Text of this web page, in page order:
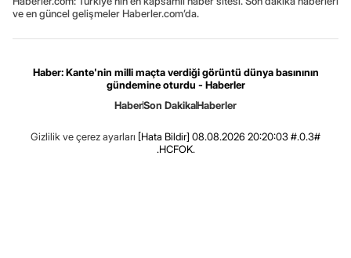
ve en güncel gelişmeler Haberler.com’da.
Haber: Kante'nin milli maçta verdiği görüntü dünya basınının
gündemine oturdu - Haberler
HaberSon DakikaHaberler
Gizlilik ve çerez ayarları [Hata Bildir] 08.08.2026 20:20:03 #.0.3#
.HCFOK.